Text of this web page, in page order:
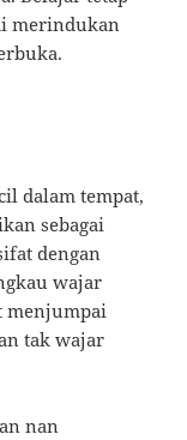
merindukan
dalam tempat,
sebagai
dengan
wajar
menjumpai
tak wajar
nan